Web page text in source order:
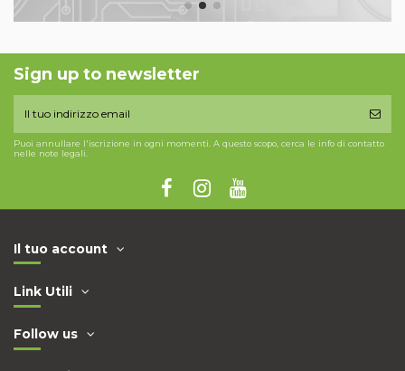
Sign up to newsletter
Puoi annullare l'iscrizione in ogni momenti. A questo scopo, cerca le info di contatto
nelle note legali.
Il tuo account
Link Utili
Follow us